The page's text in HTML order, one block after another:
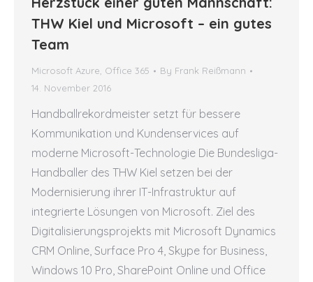
THW Kiel und Microsoft – ein gutes
Team
Microsoft Azure Office 365 By Frank Reißmann
14. November 2016
Handballrekordmeister setzt für bessere
Kommunikation und Kundenservices auf
moderne Microsoft-Technologie Die Bundesliga-
Handballer des THW Kiel setzen bei der
Modernisierung ihrer IT-Infrastruktur auf
integrierte Lösungen von Microsoft. Ziel des
Digitalisierungsprojekts mit Microsoft Dynamics
CRM Online, Surface Pro 4, Skype for Business,
Windows 10 Pro, SharePoint Online und Office